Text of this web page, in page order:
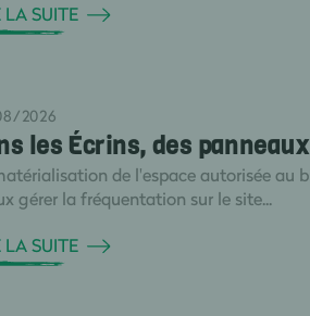
LA SUITE
2026
les Écrins, des
de l'espace autorisée au
gérer la fréquentation sur le site...
LA SUITE